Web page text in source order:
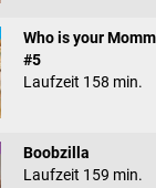
Who is your
#5
Laufzeit 158 min.
Boobzilla
Laufzeit 159 min.